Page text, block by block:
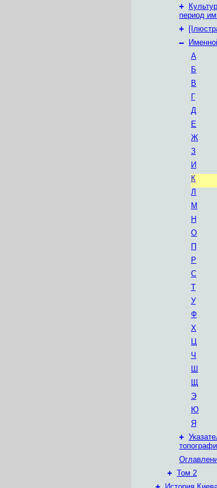
+
период
+
–
А
Б
В
Г
Д
Е
Ж
З
И
К
Л
М
Н
О
П
Р
С
Т
У
Ф
Х
Ц
Ч
Ш
Щ
Э
Ю
Я
+
+ Том 2